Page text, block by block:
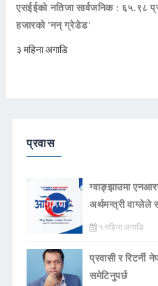
एसईईको नतिजा सार्वजनिक : ६५.९८
हजारको ‘नन् ग्रेडेड’
३ महिना अगाडि
प्रवास
ग्वाङ्झाउमा
अर्थमन्त्री वाग्लेले
१ महिना अगाडि
प्रवासी र रिटर्नी
समेटिनुपर्छ